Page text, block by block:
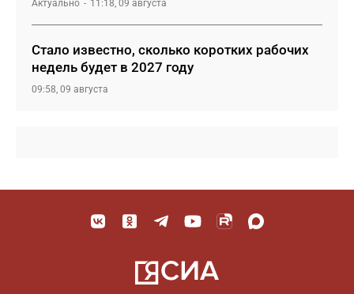
Актуально 11:18, 09 августа
Стало известно, сколько коротких рабочих
недель будет в 2027 году
09:58, 09 августа